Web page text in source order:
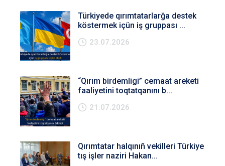
Türkiyede qırımtatarlarğa destek
köstermek içün iş gruppası ...
23.07.2026
“Qırım birdemligi” cemaat areketi
faaliyetini toqtatqanını b...
21.07.2026
Qırımtatar halqınıñ vekilleri Türkiye
tış işler naziri Hakan...